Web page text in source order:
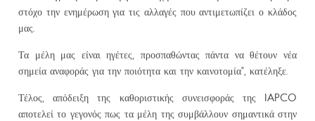
στόχο την ενημέρωση για τις αλλαγές που αντιμετωπίζει ο κλάδος
μας.
Τα μέλη μας είναι ηγέτες, προσπαθώντας πάντα να θέτουν νέα
σημεία αναφοράς για την ποιότητα και την καινοτομία”, κατέληξε.
Τέλος, απόδειξη της καθοριστικής συνεισφοράς της IAPCO
αποτελεί το γεγονός πως τα μέλη της συμβάλλουν σημαντικά στην